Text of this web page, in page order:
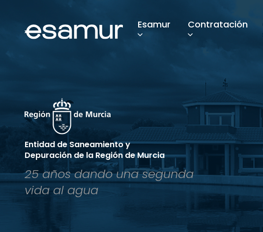
Esamur Contratación
Entidad de Saneamiento y
Depuración de la Región de Murcia
25 años dando una segunda
vida al agua